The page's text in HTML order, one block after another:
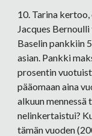
10. Tarina
Jacques
Baselin pankkiin
asian. Pankki
prosentin
pääomaan aina
alkuun
nelinkertaistui?
tämän vuoden